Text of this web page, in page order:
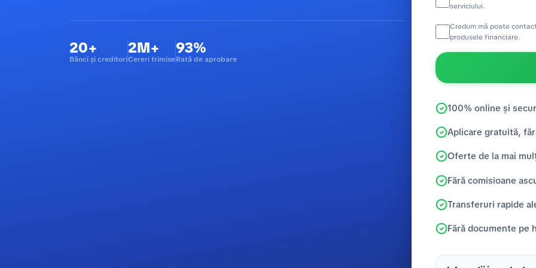
20+
Bănci și creditori
2M+
Cereri trimise
93%
Rată de aprobare
serviciului.
Credum mă poate
produsele financiare.
100% online și
Aplicare gratuită,
Oferte de la mai
Fără comisioane
Transferuri rapide
Fără documente pe